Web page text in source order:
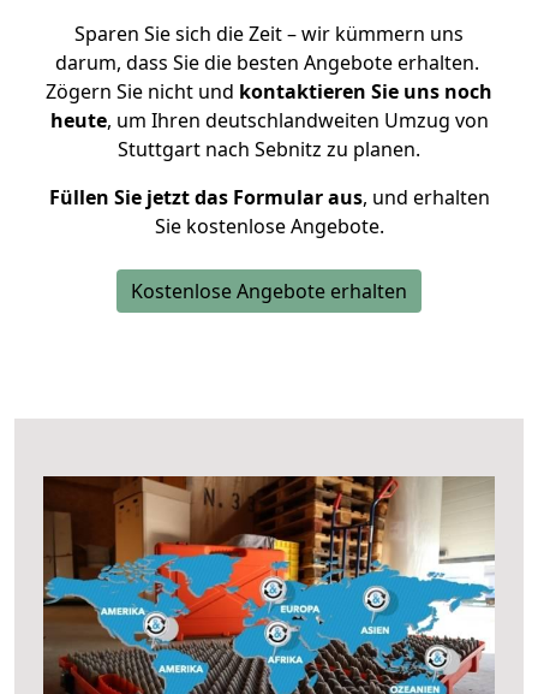
Sparen Sie sich die Zeit – wir kümmern uns
darum, dass Sie die besten Angebote erhalten.
Zögern Sie nicht und kontaktieren Sie uns noch
heute, um Ihren deutschlandweiten Umzug von
Stuttgart nach Sebnitz zu planen.
Füllen Sie jetzt das Formular aus, und erhalten
Sie kostenlose Angebote.
Kostenlose Angebote erhalten